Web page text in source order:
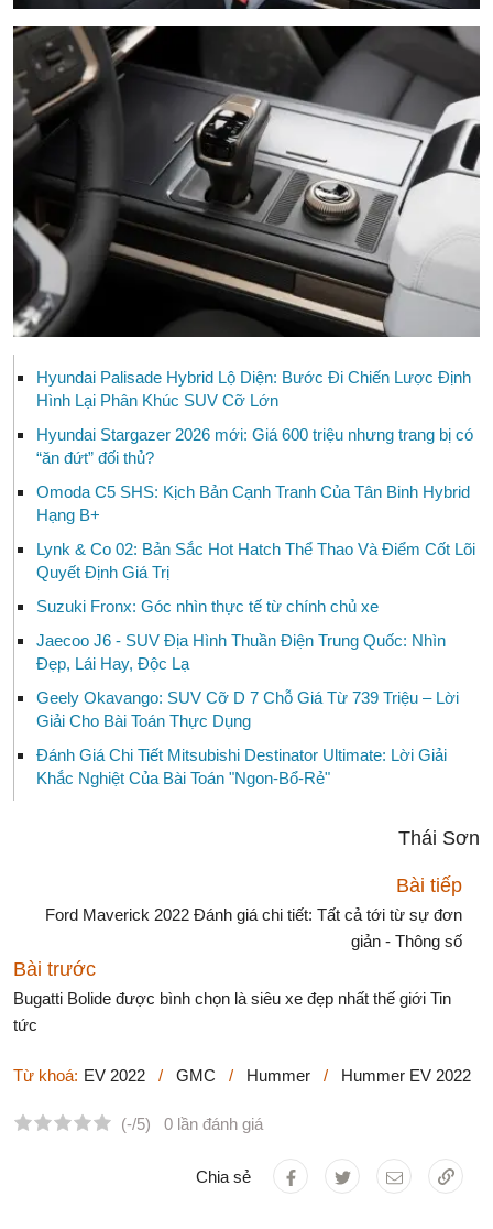
Hyundai Palisade Hybrid Lộ Diện: Bước Đi Chiến Lược Định
Hình Lại Phân Khúc SUV Cỡ Lớn
Hyundai Stargazer 2026 mới: Giá 600 triệu nhưng trang bị có
“ăn đứt” đối thủ?
Omoda C5 SHS: Kịch Bản Cạnh Tranh Của Tân Binh Hybrid
Hạng B+
Lynk & Co 02: Bản Sắc Hot Hatch Thể Thao Và Điểm Cốt Lõi
Quyết Định Giá Trị
Suzuki Fronx: Góc nhìn thực tế từ chính chủ xe
Jaecoo J6 - SUV Địa Hình Thuần Điện Trung Quốc: Nhìn
Đẹp, Lái Hay, Độc Lạ
Geely Okavango: SUV Cỡ D 7 Chỗ Giá Từ 739 Triệu – Lời
Giải Cho Bài Toán Thực Dụng
Đánh Giá Chi Tiết Mitsubishi Destinator Ultimate: Lời Giải
Khắc Nghiệt Của Bài Toán "Ngon-Bổ-Rẻ"
Thái Sơn
Bài tiếp
Ford Maverick 2022 Đánh giá chi tiết: Tất cả tới từ sự đơn
giản - Thông số
Bài trước
Bugatti Bolide được bình chọn là siêu xe đẹp nhất thế giới Tin
tức
Từ khoá: EV 2022 / GMC / Hummer / Hummer EV 2022
(-/5) 0 lần đánh giá
Chia sẻ